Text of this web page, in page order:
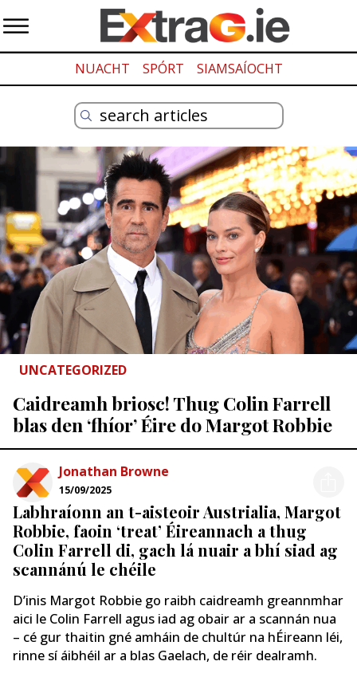
NUACHT SPÓRT SIAMSAÍOCHT
UNCATEGORIZED
Caidreamh briosc! Thug Colin Farrell
blas den ‘fhíor’ Éire do Margot Robbie
Jonathan Browne
15/09/2025
Labhraíonn an t-aisteoir Austrialia, Margot
Robbie, faoin ‘treat’ Éireannach a thug
Colin Farrell di, gach lá nuair a bhí siad ag
scannánú le chéile
D’inis Margot Robbie go raibh caidreamh greannmhar
aici le Colin Farrell agus iad ag obair ar a scannán nua
– cé gur thaitin gné amháin de chultúr na hÉireann léi,
rinne sí áibhéil ar a blas Gaelach, de réir dealramh.